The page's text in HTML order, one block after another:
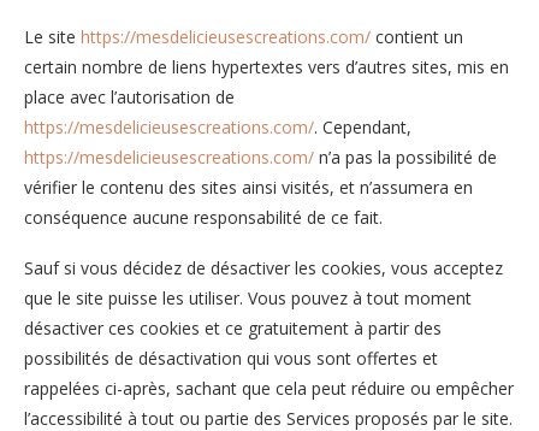
Le site https://mesdelicieusescreations.com/ contient un
certain nombre de liens hypertextes vers d’autres sites, mis en
place avec l’autorisation de
https://mesdelicieusescreations.com/. Cependant,
https://mesdelicieusescreations.com/ n’a pas la possibilité de
vérifier le contenu des sites ainsi visités, et n’assumera en
conséquence aucune responsabilité de ce fait.
Sauf si vous décidez de désactiver les cookies, vous acceptez
que le site puisse les utiliser. Vous pouvez à tout moment
désactiver ces cookies et ce gratuitement à partir des
possibilités de désactivation qui vous sont offertes et
rappelées ci-après, sachant que cela peut réduire ou empêcher
l’accessibilité à tout ou partie des Services proposés par le site.